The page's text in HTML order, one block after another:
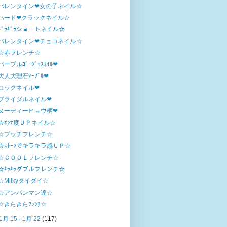
レンタイン❤女の子ネイル☆
ード❤クラックネイル☆
ﾞﾗｷﾞﾗショートネイル☆
レンタイン❤チョコネイル☆
赤フレンチ☆
ープルｺﾞｰｼﾞｬｽﾈｲﾙ❤
人大理石ﾏｰﾌﾞﾙ❤
ックネイル❤
ライダルネイル❤
ーディーヒョウ柄❤
ｵﾝﾅ度ＵＰネイル☆
プッチフレンチ☆
ｽﾄｰﾝでキラキラ感ＵＰ☆
ＣＯＯＬフレンチ☆
ｷﾗｷﾗダブルフレンチ☆
タイダイ☆
アンパンマン達☆
きらきらﾌﾚﾝﾁ☆
月 15 - 1月 22(117)